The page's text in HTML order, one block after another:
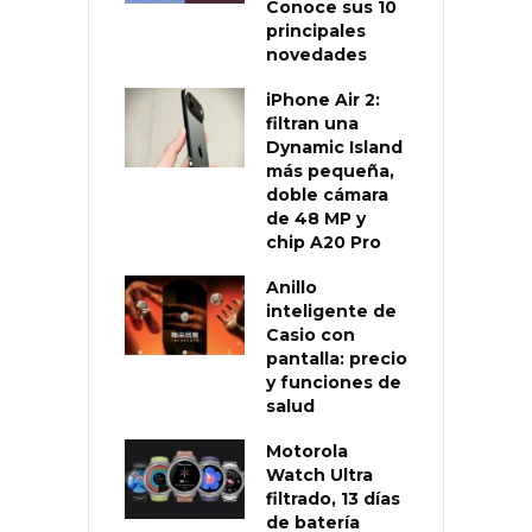
Conoce sus 10
principales
novedades
iPhone Air 2:
filtran una
Dynamic Island
más pequeña,
doble cámara
de 48 MP y
chip A20 Pro
Anillo
inteligente de
Casio con
pantalla: precio
y funciones de
salud
Motorola
Watch Ultra
filtrado, 13 días
de batería